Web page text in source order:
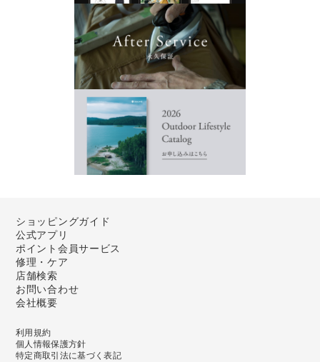
ショッピングガイド
公式アプリ
ポイント会員サービス
修理・ケア
店舗検索
お問い合わせ
会社概要
利用規約
個人情報保護方針
特定商取引法に基づく表記